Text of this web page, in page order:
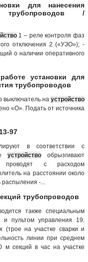
для нанесения
трубопроводов /
1 – реле контроля фаз
отключения 2 («УЗО»); -
о наличии оперативного
установки для
трубопроводов
выключатель на устройство
«О». Подать от источника
97
в соответствии с
устройство обрызгивают
проводят с расходом
на расстоянии около
-...
трубопроводов
также специальным
пультом управления 19.
(трое на участке сварки и
линии при среднем
секций в час на участке